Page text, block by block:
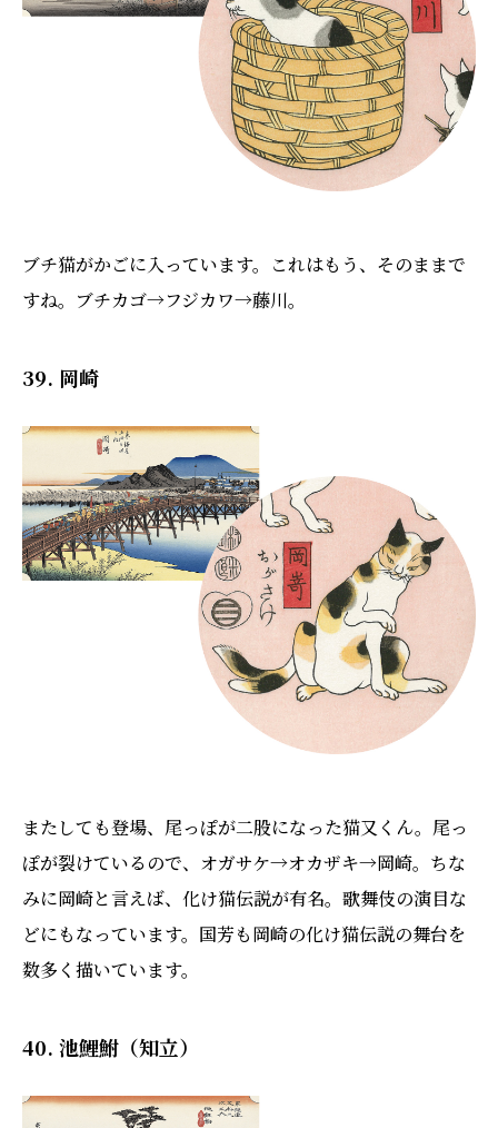
ブチ猫がかごに入っています。これはもう、そのままで
すね。ブチカゴ→フジカワ→藤川。
39. 岡崎
またしても登場、尾っぽが二股になった猫又くん。尾っ
ぽが裂けているので、オガサケ→オカザキ→岡崎。ちな
みに岡崎と言えば、化け猫伝説が有名。歌舞伎の演目な
どにもなっています。国芳も岡崎の化け猫伝説の舞台を
数多く描いています。
40. 池鯉鮒（知立）